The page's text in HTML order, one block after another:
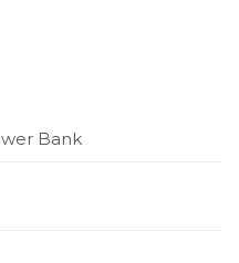
ночная подсветка
Bank